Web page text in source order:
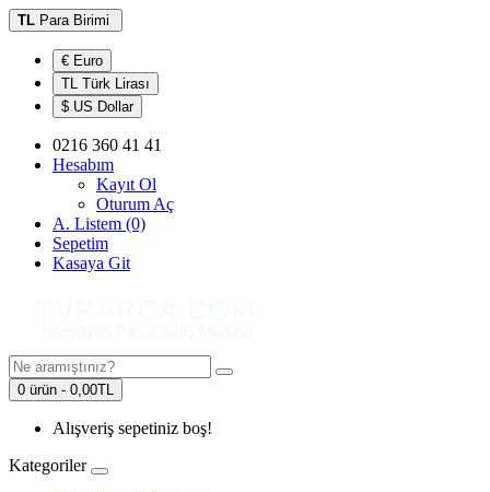
TL Para Birimi
€ Euro
TL Türk Lirası
$ US Dollar
0216 360 41 41
Hesabım
Kayıt Ol
Oturum Aç
A. Listem (0)
Sepetim
Kasaya Git
0 ürün - 0,00TL
Alışveriş sepetiniz boş!
Kategoriler